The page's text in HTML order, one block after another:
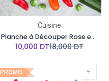
Cuisine
Planche à Découper Rose en Plastique Alimentaire
10,000 DT18,000DT
PROMO